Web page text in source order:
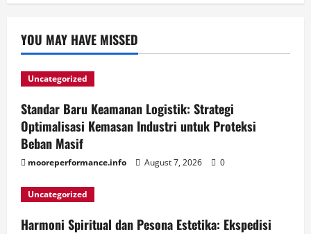
YOU MAY HAVE MISSED
Uncategorized
Standar Baru Keamanan Logistik: Strategi
Optimalisasi Kemasan Industri untuk Proteksi
Beban Masif
mooreperformance.info August 7, 2026 0
Uncategorized
Harmoni Spiritual dan Pesona Estetika: Ekspedisi